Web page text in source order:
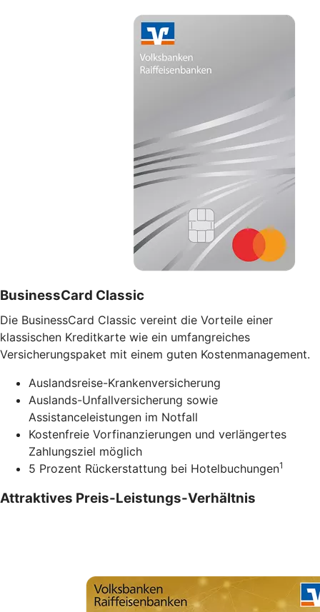
BusinessCard Classic
Die BusinessCard Classic vereint die Vorteile einer
klassischen Kreditkarte wie ein umfangreiches
Versicherungspaket mit einem guten Kostenmanagement.
Auslandsreise-Krankenversicherung
Auslands-Unfallversicherung sowie
Assistanceleistungen im Notfall
Kostenfreie Vorfinanzierungen und verlängertes
Zahlungsziel möglich
5 Prozent Rückerstattung bei Hotelbuchungen1
Attraktives Preis-Leistungs-Verhältnis